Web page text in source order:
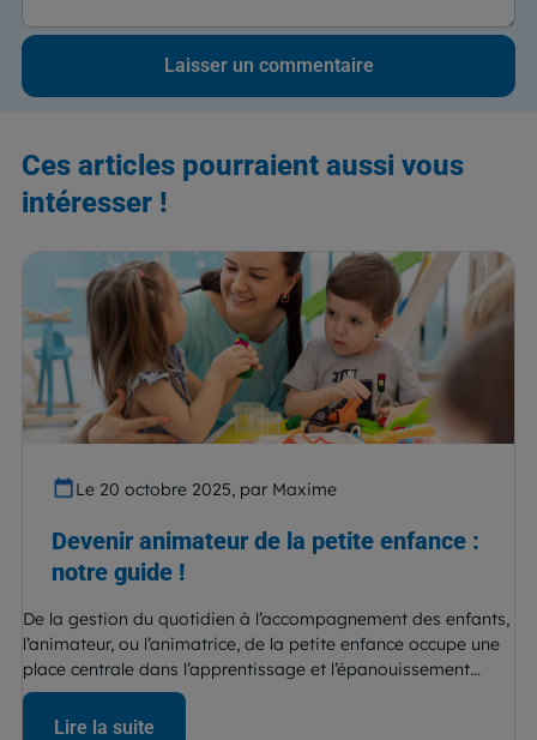
Ces articles pourraient aussi vous
intéresser !
Le 20 octobre 2025, par Maxime
Devenir animateur de la petite enfance :
notre guide !
De la gestion du quotidien à l’accompagnement des enfants,
l’animateur, ou l’animatrice, de la petite enfance occupe une
place centrale dans l’apprentissage et l’épanouissement...
Lire la suite